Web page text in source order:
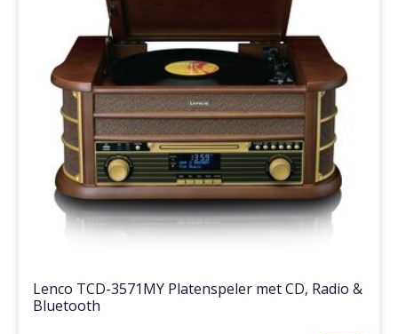
Lenco TCD-3571MY Platenspeler met CD, Radio &
Bluetooth